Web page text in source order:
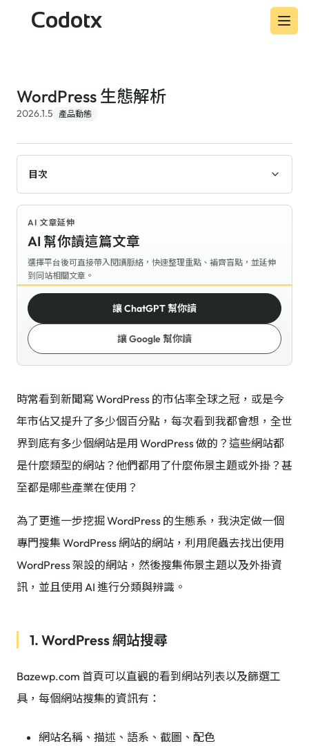
Codotx
WordPress 生態解析
2026.1.5 產品動態
目次
AI 文章延伸
AI 幫你讀這篇文章
選擇平台後可直接帶入閱讀脈絡，快速整理重點、補齊盲點，並延伸
到同站相關文章。
讓 ChatGPT 幫你讀
讓 Google 幫你讀
時常看到新聞寫 WordPress 的市佔率全球之冠，或是今
年市佔又提升了多少個百分點，每次看到我都會想，全世
界到底有多少個網站是用 WordPress 做的？這些網站都
是什麼類型的網站？他們都用了什麼佈景主題或外掛？甚
至都是哪些產業在使用？
為了更進一步挖掘 WordPress 的生態系，我決定做一個
專門搜集 WordPress 網站的網站，利用爬蟲去找出使用
WordPress 架設的網站，然後搜集佈景主題以及外掛資
訊，並且使用 AI 進行分類與辨識。
1. WordPress 網站搜尋
Bazewp.com 首頁可以直觀的看到網站列表以及篩選工
具，每個網站搜集的資訊有：
網站名稱、描述、語系、截圖、配色